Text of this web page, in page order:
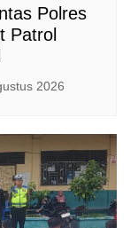
Polres
Patrol
2026